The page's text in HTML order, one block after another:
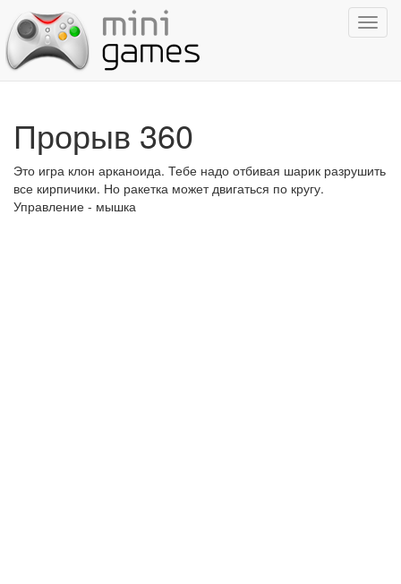
Прорыв 360
Это игра клон арканоида. Тебе надо отбивая шарик разрушить
все кирпичики. Но ракетка может двигаться по кругу.
Управление - мышка